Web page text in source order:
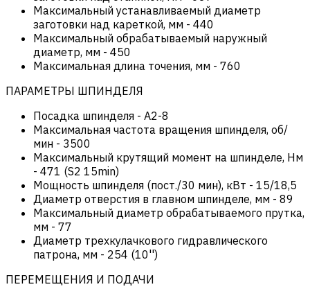
Максимальный устанавливаемый диаметр
заготовки над кареткой, мм - 440
Максимальный обрабатываемый наружный
диаметр, мм - 450
Максимальная длина точения, мм - 760
ПАРАМЕТРЫ ШПИНДЕЛЯ
Посадка шпинделя - А2-8
Максимальная частота вращения шпинделя, об/
мин - 3500
Максимальный крутящий момент на шпинделе, Нм
- 471 (S2 15min)
Мощность шпинделя (пост./30 мин), кВт - 15/18,5
Диаметр отверстия в главном шпинделе, мм - 89
Максимальный диаметр обрабатываемого прутка,
мм - 77
Диаметр трехкулачкового гидравлического
патрона, мм - 254 (10'')
ПЕРЕМЕЩЕНИЯ И ПОДАЧИ